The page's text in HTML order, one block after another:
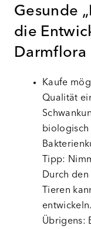
Gesunde
die
Darmflora
Kaufe
Qualität
biologisch
Tipp:
Durch
Tieren
entwickeln.
Übrigens: